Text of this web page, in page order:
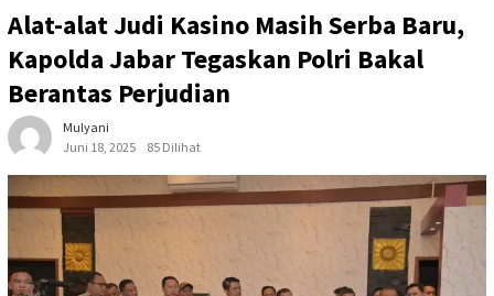
Alat-alat Judi Kasino Masih Serba Baru,
Kapolda Jabar Tegaskan Polri Bakal
Berantas Perjudian
Mulyani
Juni 18, 2025
85 Dilihat